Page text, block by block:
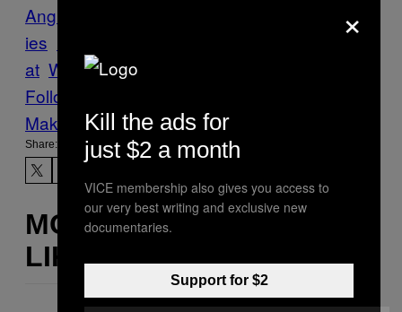
Angriff
Munch
ies
at WTF
Follow Us On Discover
Make Us Preferred In Top Stories
Share:
MORE
LIKE THIS
×
Kill the ads for
just $2 a month
VICE membership also gives you access to
our very best writing and exclusive new
documentaries.
Support for $2